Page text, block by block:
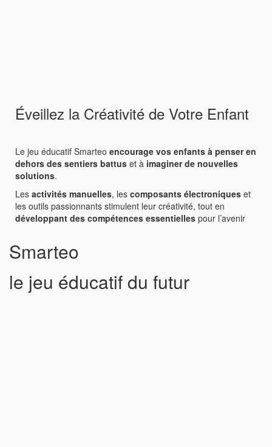
Éveillez la Créativité de Votre Enfant
Le jeu éducatif Smarteo encourage vos enfants à penser en
dehors des sentiers battus et à imaginer de nouvelles
solutions.
Les activités manuelles, les composants électroniques et
les outils passionnants stimulent leur créativité, tout en
développant des compétences essentielles pour l’avenir
Smarteo
le jeu éducatif du futur